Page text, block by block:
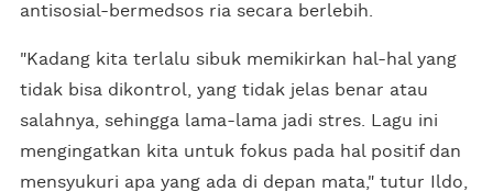
antisosial-bermedsos ria secara berlebih.
"Kadang kita terlalu sibuk memikirkan hal-hal yang
tidak bisa dikontrol, yang tidak jelas benar atau
salahnya, sehingga lama-lama jadi stres. Lagu ini
mengingatkan kita untuk fokus pada hal positif dan
mensyukuri apa yang ada di depan mata," tutur Ildo,